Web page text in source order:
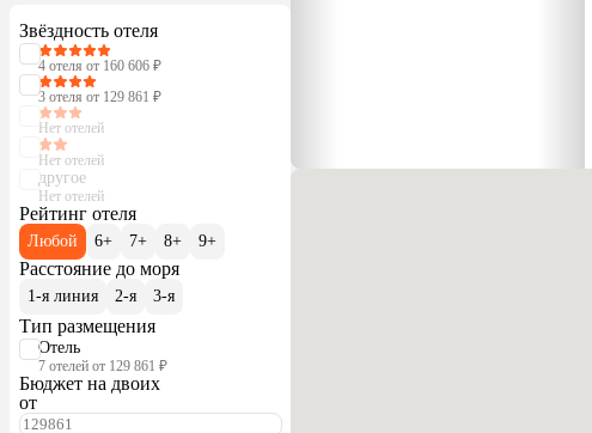
Звёздность отеля
4 отеля от 160 606 ₽
3 отеля от 129 861 ₽
Нет отелей
Нет отелей
другое
Нет отелей
Рейтинг отеля
Любой 6+ 7+ 8+ 9+
Расстояние до моря
1-я линия 2-я 3-я
Тип размещения
Отель
7 отелей от 129 861 ₽
Бюджет на двоих
от